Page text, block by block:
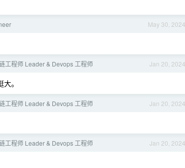
May 30, 2024
Jan 20, 2024
工程师 Leader & Devops 工程师
。
Jan 20, 2024
工程师 Leader & Devops 工程师
Jan 20, 2024
工程师 Leader & Devops 工程师